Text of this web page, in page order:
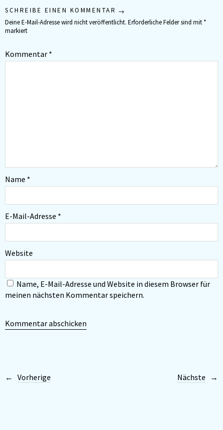
SCHREIBE EINEN KOMMENTAR
Deine E-Mail-Adresse wird nicht veröffentlicht. Erforderliche Felder sind mit*
markiert
Kommentar *
Name *
E-Mail-Adresse *
Website
Name, E-Mail-Adresse und Website in diesem Browser für
meinen nächsten Kommentar speichern.
Vorherige Nächste